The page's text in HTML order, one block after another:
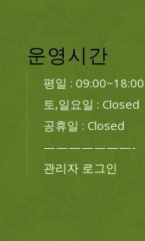
운영시간
평일 : 09:00~18:00
토,일요일 : Closed
공휴일 : Closed
———————-
관리자 로그인